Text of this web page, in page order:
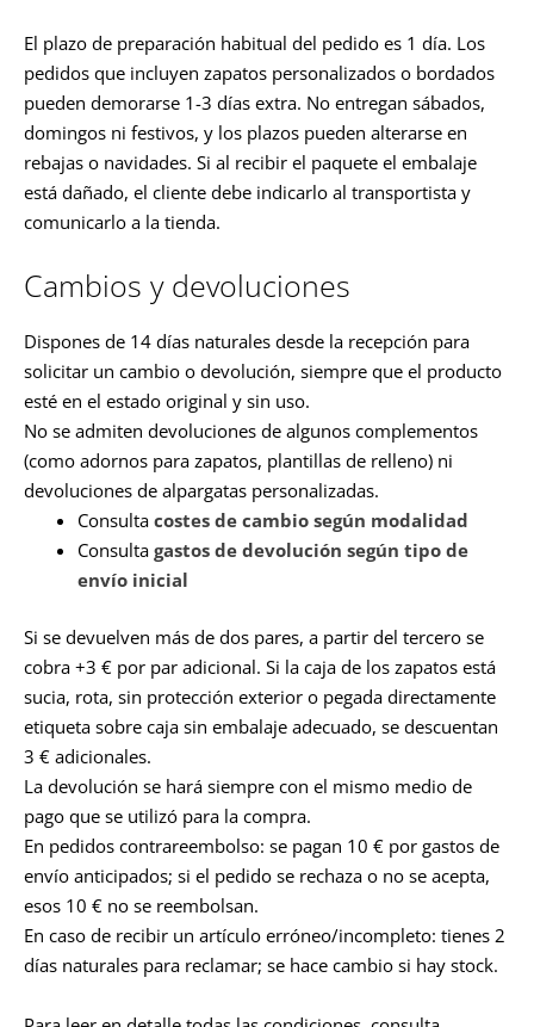
El plazo de preparación habitual del pedido es 1 día. Los
pedidos que incluyen zapatos personalizados o bordados
pueden demorarse 1-3 días extra. No entregan sábados,
domingos ni festivos, y los plazos pueden alterarse en
rebajas o navidades. Si al recibir el paquete el embalaje
está dañado, el cliente debe indicarlo al transportista y
comunicarlo a la tienda.
Cambios y devoluciones
Dispones de 14 días naturales desde la recepción para
solicitar un cambio o devolución, siempre que el producto
esté en el estado original y sin uso.
No se admiten devoluciones de algunos complementos
(como adornos para zapatos, plantillas de relleno) ni
devoluciones de alpargatas personalizadas.
Consulta costes de cambio según modalidad
Consulta gastos de devolución según tipo de
envío inicial
Si se devuelven más de dos pares, a partir del tercero se
cobra +3 € por par adicional. Si la caja de los zapatos está
sucia, rota, sin protección exterior o pegada directamente
etiqueta sobre caja sin embalaje adecuado, se descuentan
3 € adicionales.
La devolución se hará siempre con el mismo medio de
pago que se utilizó para la compra.
En pedidos contrareembolso: se pagan 10 € por gastos de
envío anticipados; si el pedido se rechaza o no se acepta,
esos 10 € no se reembolsan.
En caso de recibir un artículo erróneo/incompleto: tienes 2
días naturales para reclamar; se hace cambio si hay stock.